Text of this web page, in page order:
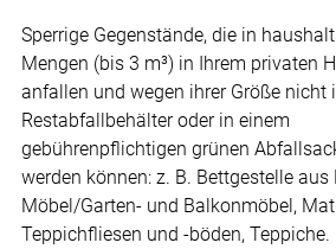
Sperrige Gegenstände, die in
Mengen (bis 3 m³) in Ihrem privaten
anfallen und wegen ihrer Größe nicht
Restabfallbehälter oder in einem
gebührenpflichtigen grünen
werden können: z. B. Bettgestelle aus
Möbel/Garten- und Balkonmöbel,
Teppichfliesen und -böden, Teppiche.